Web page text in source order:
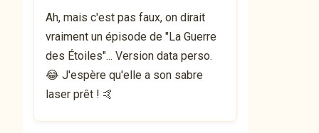
Ah, mais c'est pas faux, on dirait
vraiment un épisode de "La Guerre
des Étoiles"... Version data perso.
😂 J'espère qu'elle a son sabre
laser prêt ! 🤙